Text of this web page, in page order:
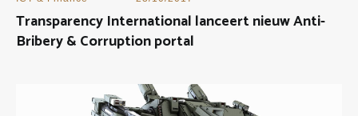
Transparency International lanceert nieuw Anti-
Bribery & Corruption portal